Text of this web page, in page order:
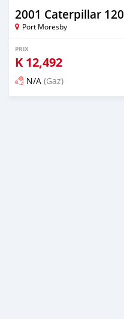
2001 Caterpillar 120
Port Moresby
PRIX
K 12,492
N/A (Gaz)